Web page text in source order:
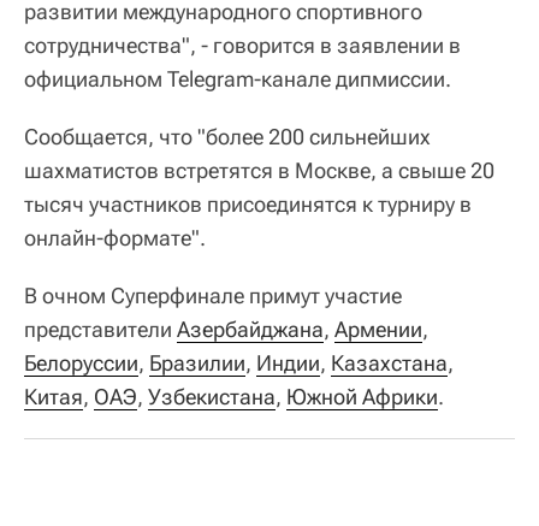
развитии международного спортивного
сотрудничества", - говорится в заявлении в
официальном Telegram-канале дипмиссии.
Сообщается, что "более 200 сильнейших
шахматистов встретятся в Москве, а свыше 20
тысяч участников присоединятся к турниру в
онлайн-формате".
В очном Суперфинале примут участие
представители Азербайджана, Армении,
Белоруссии, Бразилии, Индии, Казахстана,
Китая, ОАЭ, Узбекистана, Южной Африки.